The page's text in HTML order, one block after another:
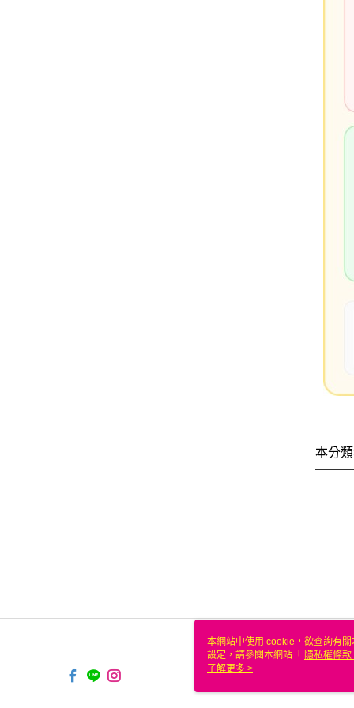
本分
本網站中使用 cookie，欲查詢有
設定，請參閱本網站「 隱私權條款
使用 cookie。
了解更多 >